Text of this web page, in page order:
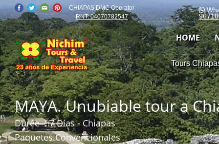
CHIAPAS DMC Operator
RNT: 04070782547
HOME
Tours
MAYA. Unubiable tour a
Durée : 7 Días - Chiapas
Paquetes Convencionales